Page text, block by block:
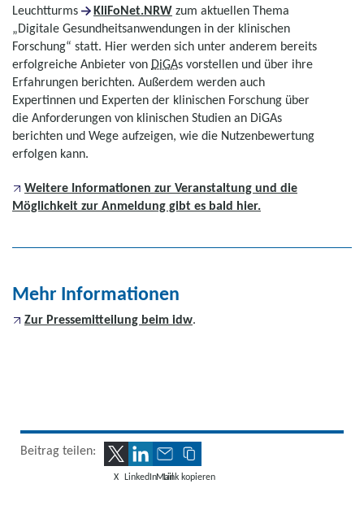
Leuchtturms KliFoNet.NRW zum aktuellen Thema
„Digitale Gesundheitsanwendungen in der klinischen
Forschung“ statt. Hier werden sich unter anderem bereits
erfolgreiche Anbieter von DiGAs vorstellen und über ihre
Erfahrungen berichten. Außerdem werden auch
Expertinnen und Experten der klinischen Forschung über
die Anforderungen von klinischen Studien an DiGAs
berichten und Wege aufzeigen, wie die Nutzenbewertung
erfolgen kann.
Weitere Informationen zur Veranstaltung und die
Möglichkeit zur Anmeldung gibt es bald hier.
Mehr Informationen
Zur Pressemitteilung beim idw.
Beitrag teilen:
X LinkedInMailLink kopieren